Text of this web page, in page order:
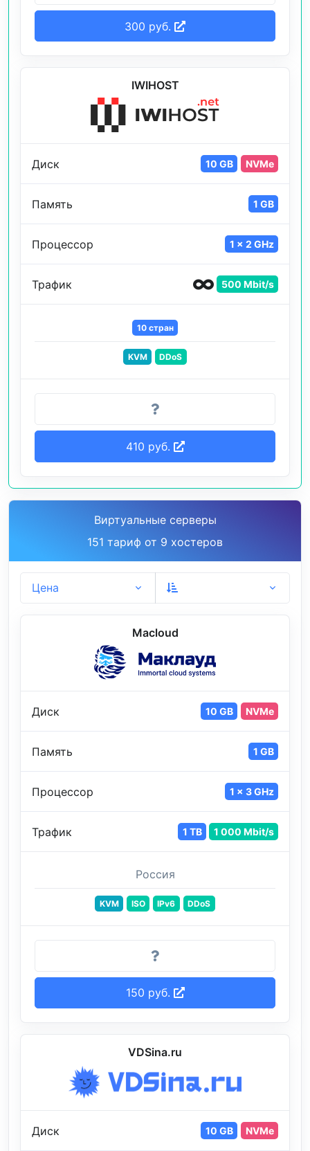
300 руб.
IWIHOST
Диск 10 GB NVMe
Память 1 GB
Процессор 1 x 2 GHz
Трафик 500 Mbit/s
10 стран
KVM DDoS
410 руб.
Виртуальные серверы
151 тариф от 9 хостеров
Цена
Macloud
Диск 10 GB NVMe
Память 1 GB
Процессор 1 x 3 GHz
Трафик 1 TB 1 000 Mbit/s
Россия
KVM ISO IPv6 DDoS
150 руб.
VDSina.ru
Диск 10 GB NVMe